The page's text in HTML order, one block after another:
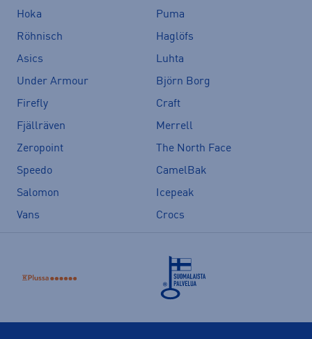
Hoka
Puma
Röhnisch
Haglöfs
Asics
Luhta
Under Armour
Björn Borg
Firefly
Craft
Fjällräven
Merrell
Zeropoint
The North Face
Speedo
CamelBak
Salomon
Icepeak
Vans
Crocs